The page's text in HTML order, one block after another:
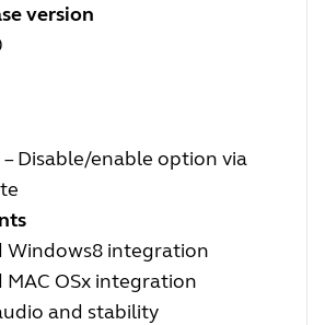
version
Disable/enable option via
Windows8 integration
MAC OSx integration
and stability